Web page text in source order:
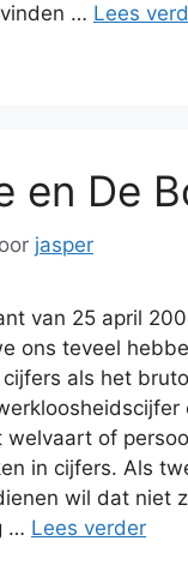
… Lees
en De
jasper
van 25 april
ons teveel
als het
welvaart of
in cijfers. Als
wil dat niet
… Lees verder